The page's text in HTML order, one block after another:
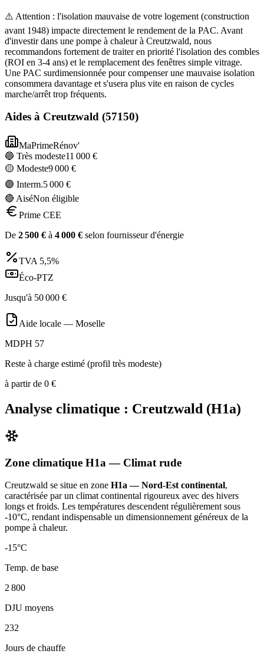
⚠️ Attention : l'isolation mauvaise de votre logement (construction
avant 1948) impacte directement le rendement de la PAC. Avant
d'investir dans une pompe à chaleur à Creutzwald, nous
recommandons fortement de traiter en priorité l'isolation des combles
(ROI en 3-4 ans) et le remplacement des fenêtres simple vitrage.
Une PAC surdimensionnée pour compenser une mauvaise isolation
consommera davantage et s'usera plus vite en raison de cycles
marche/arrêt trop fréquents.
Aides à Creutzwald (57150)
MaPrimeRénov'
🔵 Très modeste11 000 €
🟡 Modeste9 000 €
🟣 Interm.5 000 €
🔴 AiséNon éligible
Prime CEE
De 2 500 € à 4 000 € selon fournisseur d'énergie
TVA 5,5%
Éco-PTZ
Jusqu'à 50 000 €
Aide locale — Moselle
MDPH 57
Reste à charge estimé (profil très modeste)
à partir de 0 €
Analyse climatique : Creutzwald (H1a)
Zone climatique H1a — Climat rude
Creutzwald se situe en zone H1a — Nord-Est continental,
caractérisée par un climat continental rigoureux avec des hivers
longs et froids. Les températures descendent régulièrement sous
-10°C, rendant indispensable un dimensionnement généreux de la
pompe à chaleur.
-15°C
Temp. de base
2 800
DJU moyens
232
Jours de chauffe